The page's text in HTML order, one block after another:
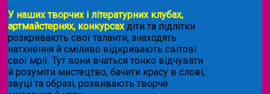
У наших творчих і літературних клубах,
артмайстернях, конкурсахдіти та підлітки
розкривають свої таланти, знаходять
натхнення й сміливо відкривають світові
свої мрії. Тут вони вчаться тонко відчувати
й розуміти мистецтво, бачити красу в слові,
звуці та образі, розвивають творче